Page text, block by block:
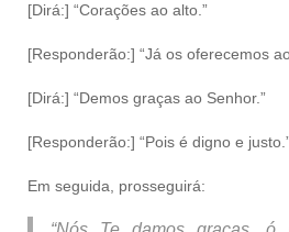
[Dirá:] “Corações ao alto.”
[Responderão:] “Já os oferecemos
[Dirá:] “Demos graças ao Senhor.”
[Responderão:] “Pois é digno e
Em seguida, prosseguirá: